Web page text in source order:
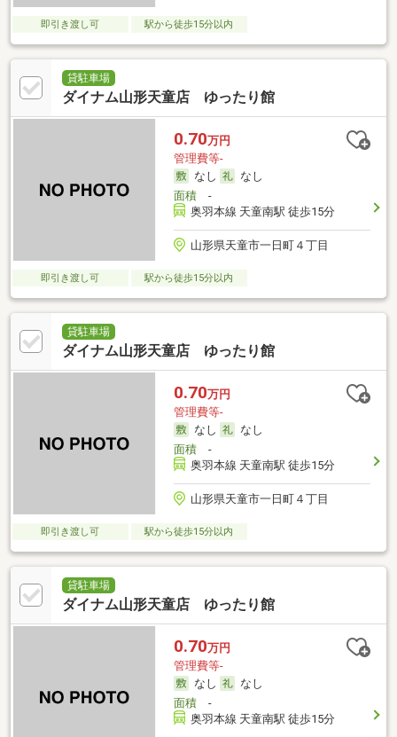
即引き渡し可 駅から徒歩15分以内
貸駐車場
ダイナム山形天童店 ゆったり館
0.70万円
管理費等-
なし
なし
面積-
奥羽本線 天童南駅 徒歩15分
山形県天童市一日町４丁目
即引き渡し可 駅から徒歩15分以内
貸駐車場
ダイナム山形天童店 ゆったり館
0.70万円
管理費等-
なし
なし
面積-
奥羽本線 天童南駅 徒歩15分
山形県天童市一日町４丁目
即引き渡し可 駅から徒歩15分以内
貸駐車場
ダイナム山形天童店 ゆったり館
0.70万円
管理費等-
なし
なし
面積-
奥羽本線 天童南駅 徒歩15分